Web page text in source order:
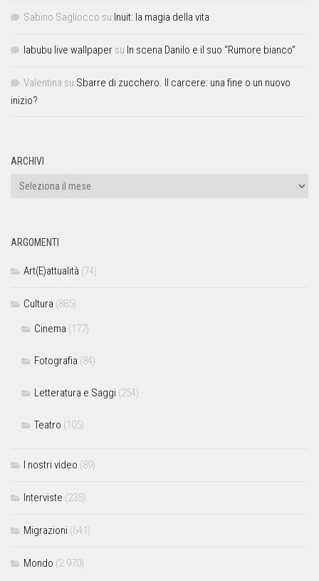
Sabino Sagliocco su Inuit: la magia della vita
labubu live wallpaper su In scena Danilo e il suo “Rumore bianco”
Valentina su Sbarre di zucchero. Il carcere: una fine o un nuovo
inizio?
ARCHIVI
ARGOMENTI
Art(E)attualità (74)
Cultura (885)
Cinema (177)
Fotografia (84)
Letteratura e Saggi (254)
Teatro (105)
I nostri video (89)
Interviste (235)
Migrazioni (641)
Mondo (2.970)